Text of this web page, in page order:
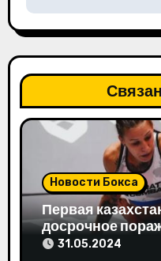
ц
и
я
п
а
Новости Бокса
Первая
досрочное
свое мнение
31.05.2024